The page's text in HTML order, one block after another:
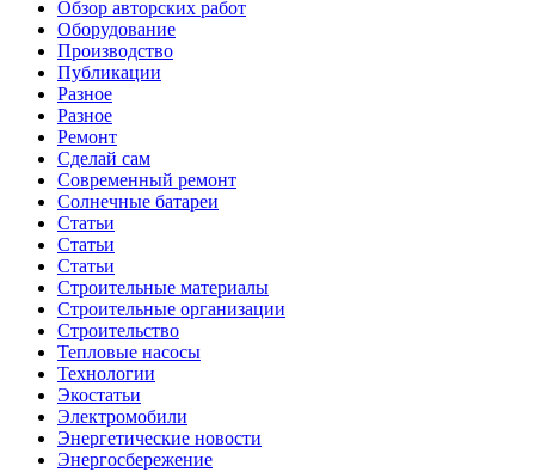
Обзор авторских работ
Оборудование
Производство
Публикации
Разное
Разное
Ремонт
Сделай сам
Современный ремонт
Солнечные батареи
Статьи
Статьи
Статьи
Строительные материалы
Строительные организации
Строительство
Тепловые насосы
Технологии
Экостатьи
Электромобили
Энергетические новости
Энергосбережение